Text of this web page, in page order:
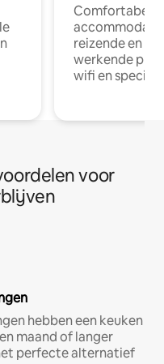
Comfortabele
reizende en
werkende
wifi en
voor
hebben een keuken
maand of langer
perfecte alternatief